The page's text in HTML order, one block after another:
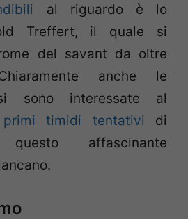
al riguardo è lo
Treffert, il quale si
del savant da oltre
anche le
sono interessate al
primi timidi tentativi di
questo affascinante